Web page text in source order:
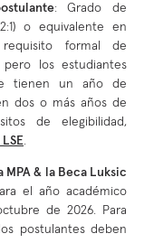
: Grado de
o equivalente en
formal de
pero los estudiantes
tienen un año de
dos o más años de
de elegibilidad,
& la Beca Luksic
el año académico
de 2026. Para
postulantes deben